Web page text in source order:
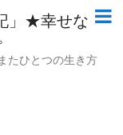
」★幸せな
たひとつの生き方